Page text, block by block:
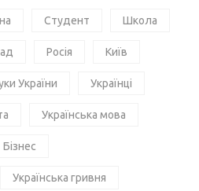
Студент Школа
Росія Київ
України Українці
Українська мова
Бізнес
Українська гривня